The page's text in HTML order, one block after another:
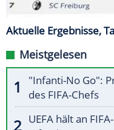
Aktuelle Ergebnisse,
Meistgelesen
"Infanti-No Go":
des FIFA-Chefs
UEFA hält an